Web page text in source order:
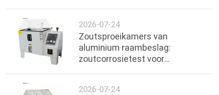
2026-07-24
Zoutsproeikamers van
aluminium raambeslag:
zoutcorrosietest voor
2026-07-24